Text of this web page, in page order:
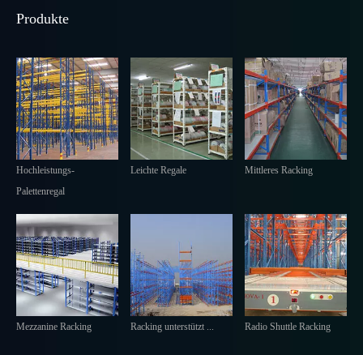
Produkte
Hochleistungs-
Palettenregal
Leichte Regale Mittleres Racking
Mezzanine Racking Racking unterstützt ... Radio Shuttle Racking